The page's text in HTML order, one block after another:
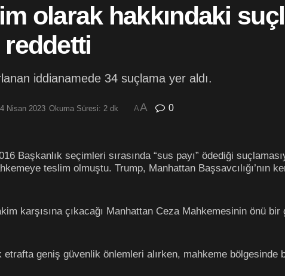
olarak hakkındaki
reddetti
iddianamede 34 suçlama yer aldı.
4 Nisan 2023 Okuma Süresi: 2 dk AA 0
Başkanlık seçimleri sırasında “sus payı” ödediği
teslim olmuştu. Trump, Manhattan Başsavcılığı’nın
karşısına çıkacağı Manhattan Ceza Mahkemesinin önü bir
geniş güvenlik önlemleri alırken, mahkeme bölgesinde